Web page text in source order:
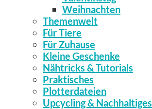
Weihnachten
Themenwelt
Für Tiere
Für Zuhause
Kleine Geschenke
Nähtricks & Tutorials
Praktisches
Plotterdateien
Upcycling & Nachhaltiges